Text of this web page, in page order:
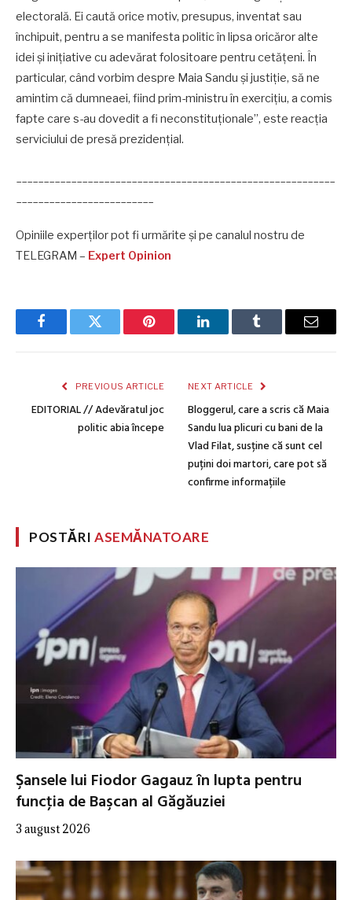
electorală. Ei caută orice motiv, presupus, inventat sau
închipuit, pentru a se manifesta politic în lipsa oricăror alte
idei și inițiative cu adevărat folositoare pentru cetățeni. În
particular, când vorbim despre Maia Sandu și justiție, să ne
amintim că dumneaei, fiind prim-ministru în exercițiu, a comis
fapte care s-au dovedit a fi neconstituționale”, este reacția
serviciului de presă prezidenţial.
Opiniile experților pot fi urmărite și pe canalul nostru de
TELEGRAM – Expert Opinion
FacebookTwitter Pinterest LinkedInTumblr Email
PREVIOUS ARTICLE
EDITORIAL // Adevăratul joc
politic abia începe
NEXT ARTICLE
Bloggerul, care a scris că Maia
Sandu lua plicuri cu bani de la
Vlad Filat, susține că sunt cel
puțini doi martori, care pot să
confirme informațiile
POSTĂRIASEMĂNATOARE
Şansele lui Fiodor Gagauz în lupta pentru
funcţia de Başcan al Găgăuziei
3 august 2026